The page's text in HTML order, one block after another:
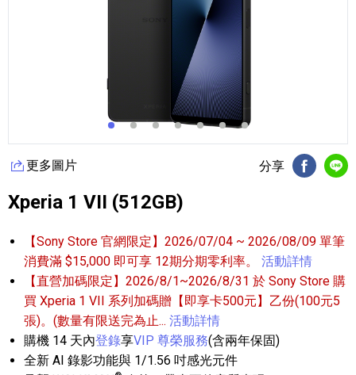
更多圖片 分享
FB分享
Xperia 1 VII (512GB)
【Sony Store 官網限定】2026/07/04 ~ 2026/08/09 單筆
消費滿 $15,000 即可享 12期分期零利率。
活動詳情
【直營加碼限定】2026/8/1~2026/8/31 於 Sony Store 購
買 Xperia 1 VII 系列加碼贈【即享卡500元】乙份(100元5
張)。(數量有限送完為止... 活動詳情
購機 14 天內登錄享VIP 尊榮服務(含兩年保固)
全新 AI 錄影功能與 1/1.56 吋感光元件